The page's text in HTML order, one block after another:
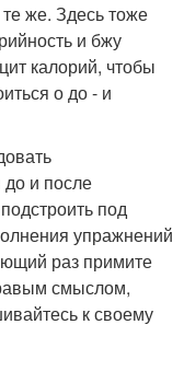
же. Здесь тоже
и бжу
калорий, чтобы
о до - и
и после
под
упражнений
раз примите
смыслом,
к своему